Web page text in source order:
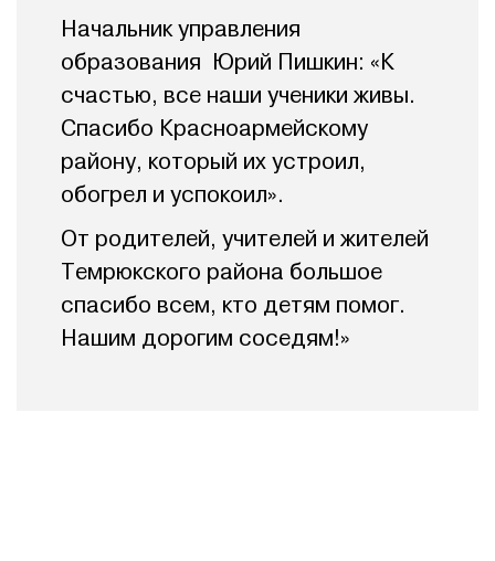
Начальник управления
образования Юрий Пишкин: «К
счастью, все наши ученики живы.
Спасибо Красноармейскому
району, который их устроил,
обогрел и успокоил».
От родителей, учителей и жителей
Темрюкского района большое
спасибо всем, кто детям помог.
Нашим дорогим соседям!»